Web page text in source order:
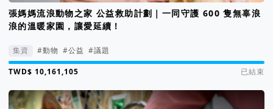
張媽媽流浪動物之家 公益救助計劃｜一同守護 600 隻無辜浪
浪的溫暖家園，讓愛延續！
集資 #動物 #公益 #議題
集資進度 188%
已結束